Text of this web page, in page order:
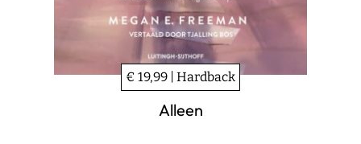
€ 19,99 | Hardback
Alleen